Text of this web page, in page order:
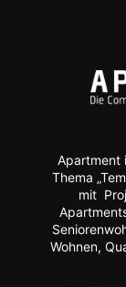
Apartment
Thema
mit
Wohnen,